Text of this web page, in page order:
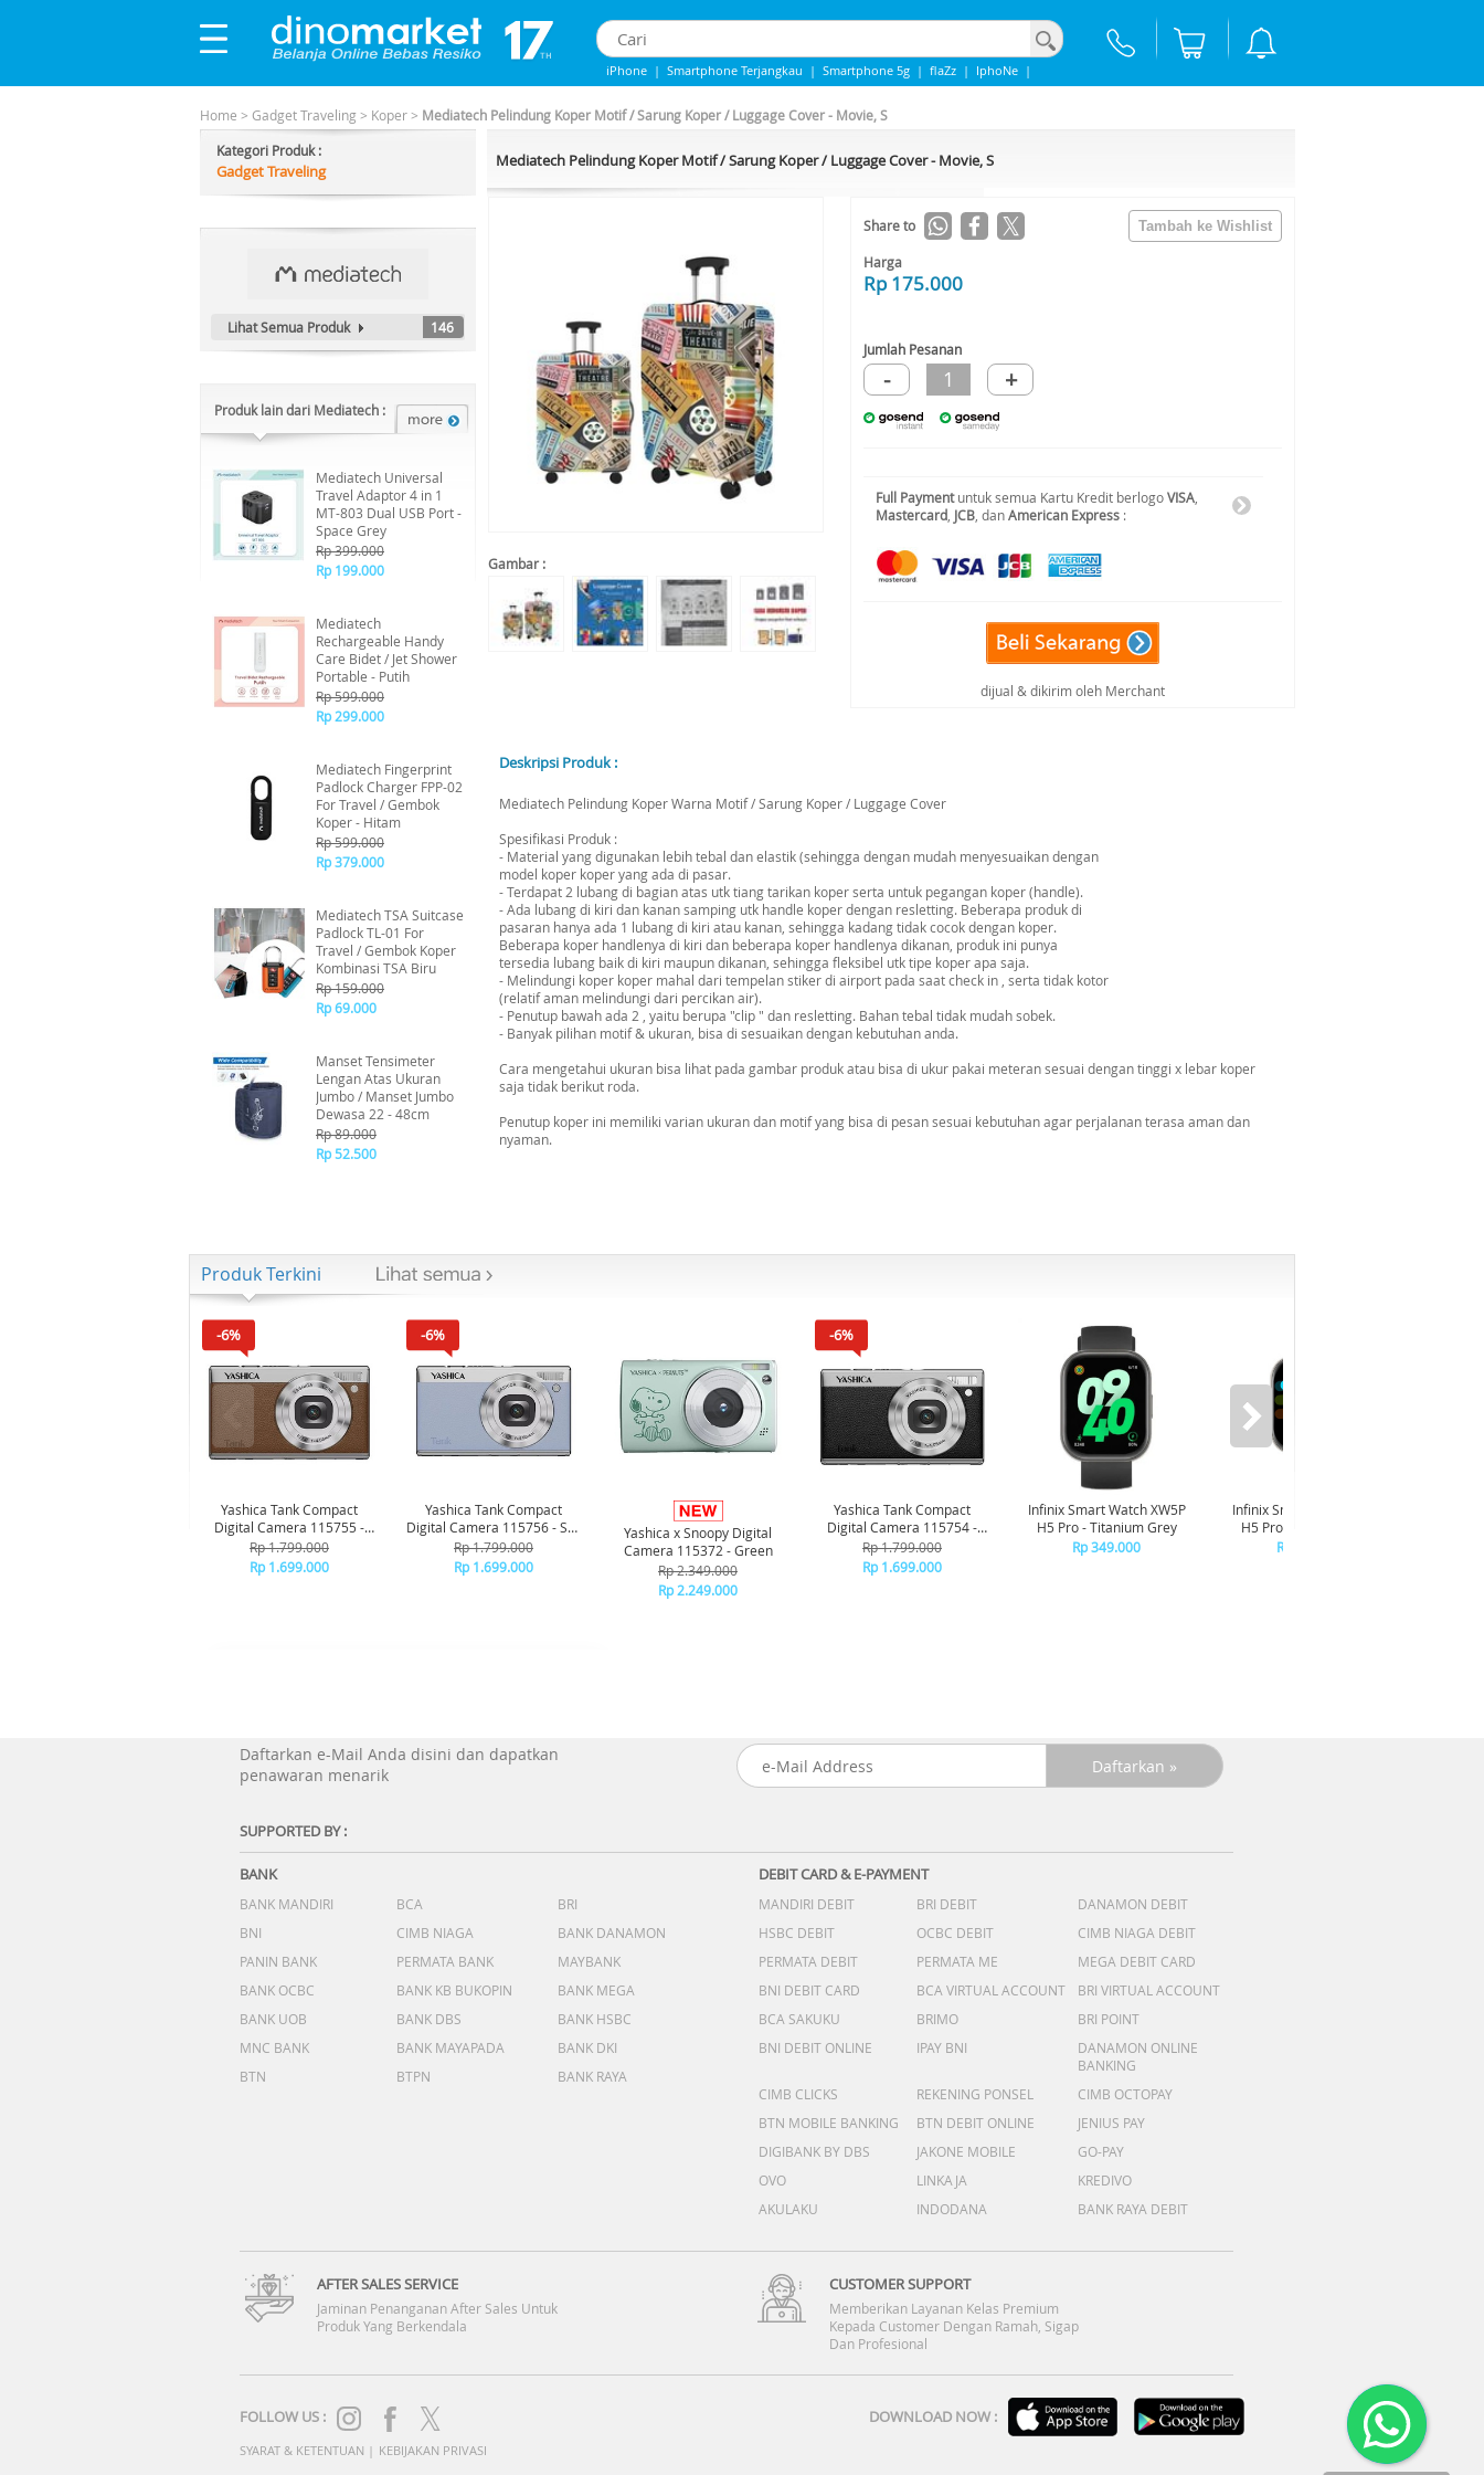
iPhone | Smartphone Terjangkau | Smartphone 5g | flaZz | IphoNe |
Home > Gadget Traveling> Koper> Mediatech Pelindung Koper Motif / Sarung Koper / Luggage Cover - Movie, S
Kategori Produk :
Gadget Traveling
Lihat Semua Produk 146
Produk lain dari Mediatech :
Mediatech Universal
Travel Adaptor 4 in 1
MT-803 Dual USB Port -
Space Grey
Rp 399.000
Rp 199.000
Mediatech
Rechargeable Handy
Care Bidet / Jet Shower
Portable - Putih
Rp 599.000
Rp 299.000
Mediatech Fingerprint
Padlock Charger FPP-02
For Travel / Gembok
Koper - Hitam
Rp 599.000
Rp 379.000
Mediatech TSA Suitcase
Padlock TL-01 For
Travel / Gembok Koper
Kombinasi TSA Biru
Rp 159.000
Rp 69.000
Manset Tensimeter
Lengan Atas Ukuran
Jumbo / Manset Jumbo
Dewasa 22 - 48cm
Rp 89.000
Rp 52.500
Mediatech Pelindung Koper Motif / Sarung Koper / Luggage Cover - Movie, S
Gambar :
Share to
Harga
Rp 175.000
Jumlah Pesanan
- 1 +
Full Paymentuntuk semua Kartu Kredit berlogoVISA
Mastercard JCB , danAmerican Express :
dijual & dikirim oleh Merchant
Deskripsi Produk :
Mediatech Pelindung Koper Warna Motif / Sarung Koper / Luggage Cover
Spesifikasi Produk :
- Material yang digunakan lebih tebal dan elastik (sehingga dengan mudah menyesuaikan dengan
model koper koper yang ada di pasar.
- Terdapat 2 lubang di bagian atas utk tiang tarikan koper serta untuk pegangan koper (handle).
- Ada lubang di kiri dan kanan samping utk handle koper dengan resletting. Beberapa produk di
pasaran hanya ada 1 lubang di kiri atau kanan, sehingga kadang tidak cocok dengan koper.
Beberapa koper handlenya di kiri dan beberapa koper handlenya dikanan, produk ini punya
tersedia lubang baik di kiri maupun dikanan, sehingga fleksibel utk tipe koper apa saja.
- Melindungi koper koper mahal dari tempelan stiker di airport pada saat check in , serta tidak kotor
(relatif aman melindungi dari percikan air).
- Penutup bawah ada 2 , yaitu berupa "clip " dan resletting. Bahan tebal tidak mudah sobek.
- Banyak pilihan motif & ukuran, bisa di sesuaikan dengan kebutuhan anda.
Cara mengetahui ukuran bisa lihat pada gambar produk atau bisa di ukur pakai meteran sesuai dengan tinggi x lebar koper
saja tidak berikut roda.
Penutup koper ini memiliki varian ukuran dan motif yang bisa di pesan sesuai kebutuhan agar perjalanan terasa aman dan
nyaman.
Produk Terkini
-6%
Yashica Tank Compact
Digital Camera 115755 -
Brown
Rp 1.799.000
Rp 1.699.000
-6%
Yashica Tank Compact
Digital Camera 115756 - Sky
Blue
Rp 1.799.000
Rp 1.699.000
Yashica x Snoopy Digital
Camera 115372 - Green
Rp 2.349.000
Rp 2.249.000
-6%
Yashica Tank Compact
Digital Camera 115754 -
Black
Rp 1.799.000
Rp 1.699.000
Infinix Smart Watch XW5P
H5 Pro - Titanium Grey
Rp 349.000
Infinix Smart Watch XW5P
H5 Pro - Chrome Silver
Rp 349.000
Daftarkan e-Mail Anda disini dan dapatkan
penawaran menarik
SUPPORTED BY :
BANK
BANK MANDIRI BCA
BRI
BNI
CIMB NIAGA
BANK DANAMON
PANIN BANK
PERMATA BANK
MAYBANK
BANK OCBC
BANK KB BUKOPIN
BANK MEGA
BANK UOB
BANK DBS
BANK HSBC
MNC BANK
BANK MAYAPADA
BANK DKI
BTN
BTPN BANK RAYA
DEBIT CARD & E-PAYMENT
MANDIRI DEBIT BRI DEBIT
DANAMON DEBIT
HSBC DEBIT
OCBC DEBIT
CIMB NIAGA DEBIT
PERMATA DEBIT
PERMATA ME
MEGA DEBIT CARD
BNI DEBIT CARD
BCA VIRTUAL ACCOUNT
BRI VIRTUAL ACCOUNT
BCA SAKUKU
BRIMO
BRI POINT
BNI DEBIT ONLINE
IPAY BNI
DANAMON ONLINE
BANKING
CIMB CLICKS
REKENING PONSEL
CIMB OCTOPAY
BTN MOBILE BANKING
BTN DEBIT ONLINE
JENIUS PAY
DIGIBANK BY DBS
JAKONE MOBILE
GO-PAY
OVO
LINKAJA
KREDIVO
AKULAKU
INDODANA BANK RAYA DEBIT
AFTER SALES SERVICE
Jaminan Penanganan After Sales Untuk
Produk Yang Berkendala
CUSTOMER SUPPORT
Memberikan Layanan Kelas Premium
Kepada Customer Dengan Ramah, Sigap
Dan Profesional
FOLLOW US : DOWNLOAD NOW :
SYARAT & KETENTUAN | KEBIJAKAN PRIVASI